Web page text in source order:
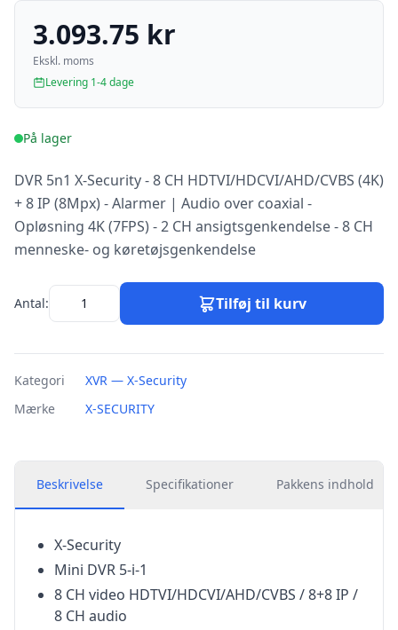
3.093.75 kr
Ekskl. moms
Levering 1-4 dage
På lager
DVR 5n1 X-Security - 8 CH HDTVI/HDCVI/AHD/CVBS (4K)
+ 8 IP (8Mpx) - Alarmer | Audio over coaxial -
Opløsning 4K (7FPS) - 2 CH ansigtsgenkendelse - 8 CH
menneske- og køretøjsgenkendelse
Antal: Tilføj til kurv
Kategori
XVR — X-Security
Mærke
X-SECURITY
Beskrivelse Specifikationer Pakkens indhold
X-Security
Mini DVR 5-i-1
8 CH video HDTVI/HDCVI/AHD/CVBS / 8+8 IP /
8 CH audio